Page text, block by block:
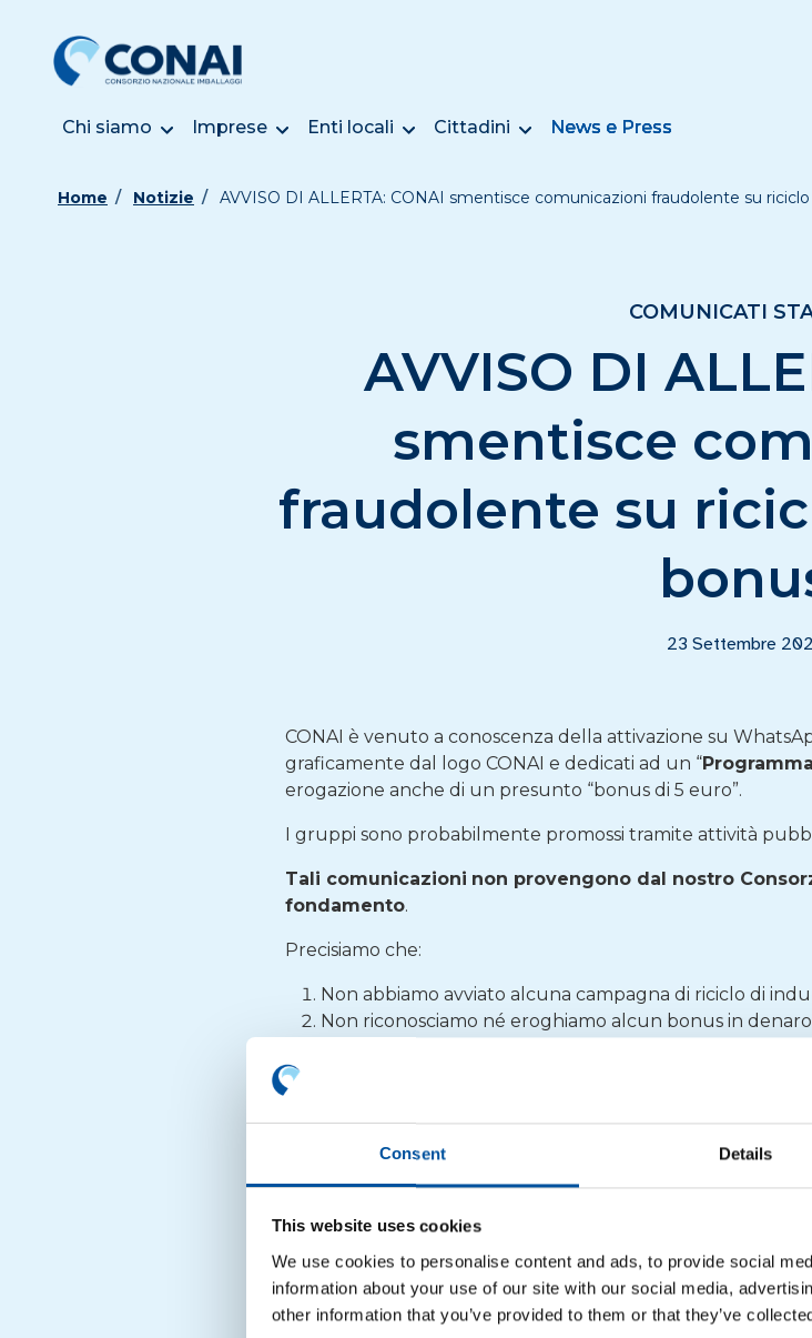
Consent Details
This website uses cookies
We use cookies to personalise content and ads, to provide social
information about your use of our site with our social media,
other information that you’ve provided to them or that they’ve
Chi siamo Imprese Enti locali Cittadini News e Press
Home Notizie AVVISO DI ALLERTA: CONAI smentisce comunicazioni fraudolente su
COMUNICATI
AVVISO DI
smentisce
fraudolente su
23 Settembre
CONAI è venuto a conoscenza della attivazione su
graficamente dal logo CONAI e dedicati ad un “
erogazione anche di un presunto “bonus di 5 euro”.
I gruppi sono probabilmente promossi tramite attività
Tali comunicazioni non provengono dal nostro
fondamento.
Precisiamo che:
Non abbiamo avviato alcuna campagna di riciclo di
Non riconosciamo né eroghiamo alcun bonus in
Invitiamo pertanto chiunque riceva tali messaggi a
diffonderli ulteriormente e a segnalarli, se del caso,
CONAI tutela la propria immagine da qualsiasi utilizzo
intraprendere le opportune azioni a difesa dei propri diritti.